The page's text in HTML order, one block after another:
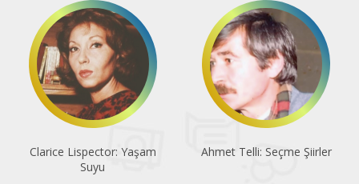
Ahmet Telli: Seçme Şiirler
Cervantes: Köşecik ile